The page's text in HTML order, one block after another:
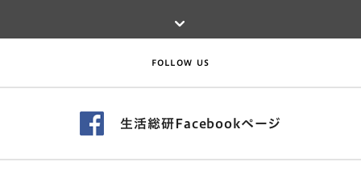
FOLLOW US
生活総研Facebookページ